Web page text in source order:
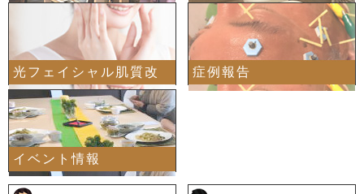
光フェイシャル肌質改 症例報告
イベント情報